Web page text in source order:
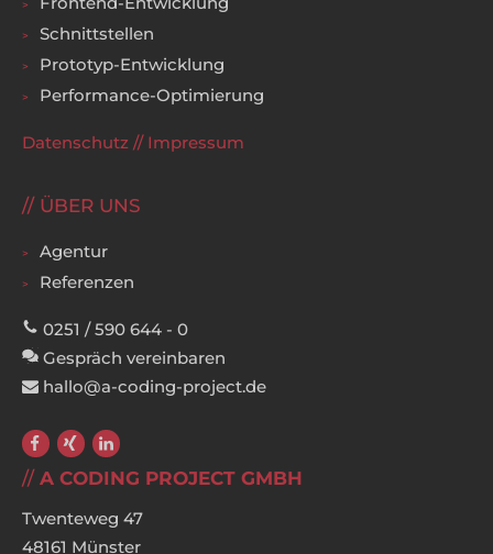
Schnittstellen
Prototyp-Entwicklung
Performance-Optimierung
Datenschutz // Impressum
ÜBER UNS
Agentur
Referenzen
0251 / 590 644 - 0
Gespräch vereinbaren
hallo@a-coding-project.de
A CODING PROJECT GMBH
Twenteweg 47
48161 Münster